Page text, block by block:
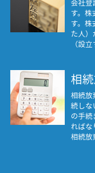
会社登
す。
す。
た人
（設
相
相続放
続しな
の手
ればな
相続